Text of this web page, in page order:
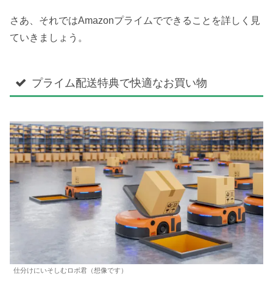
さあ、それではAmazonプライムでできることを詳しく見
ていきましょう。
プライム配送特典で快適なお買い物
仕分けにいそしむロボ君（想像です）